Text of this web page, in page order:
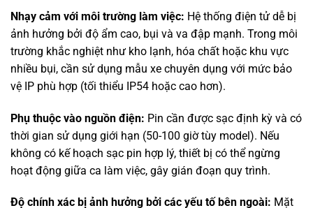
Nhạy cảm với môi trường làm việc: Hệ thống điện tử dễ bị
ảnh hưởng bởi độ ẩm cao, bụi và va đập mạnh. Trong môi
trường khắc nghiệt như kho lạnh, hóa chất hoặc khu vực
nhiều bụi, cần sử dụng mẫu xe chuyên dụng với mức bảo
vệ IP phù hợp (tối thiểu IP54 hoặc cao hơn).
Phụ thuộc vào nguồn điện: Pin cần được sạc định kỳ và có
thời gian sử dụng giới hạn (50-100 giờ tùy model). Nếu
không có kế hoạch sạc pin hợp lý, thiết bị có thể ngừng
hoạt động giữa ca làm việc, gây gián đoạn quy trình.
Độ chính xác bị ảnh hưởng bởi các yếu tố bên ngoài: Mặt